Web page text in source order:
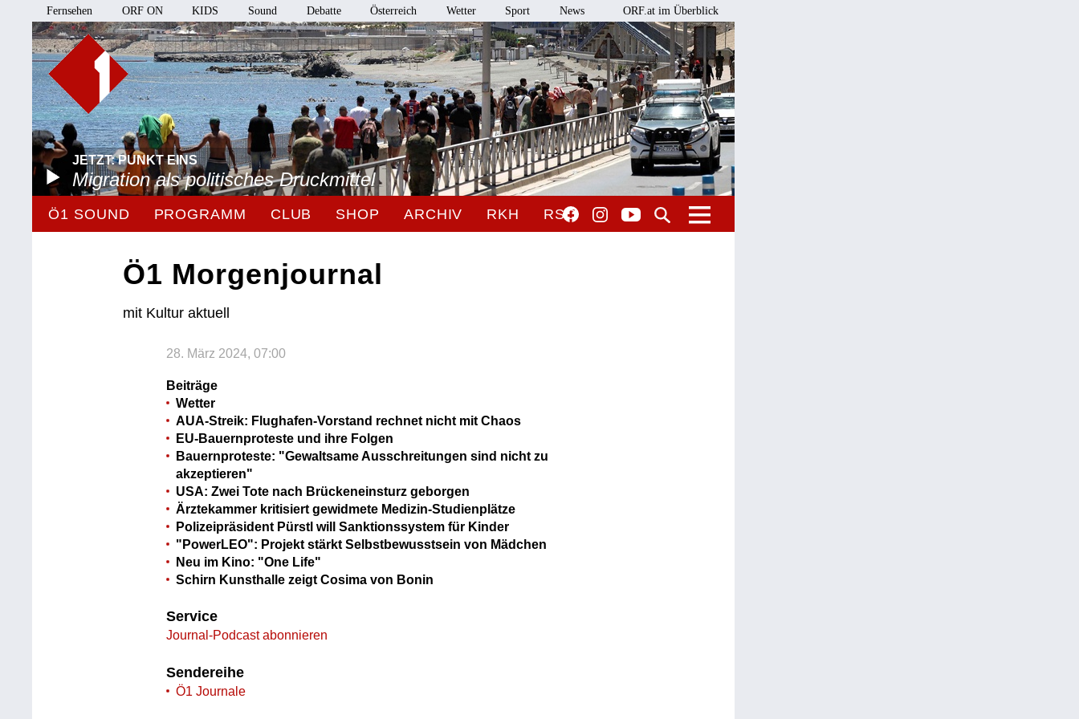
Fernsehen ORF ON KIDS Sound Debatte Österreich Wetter Sport News ORF.at im Überblick
JETZT: PUNKT EINS
Migration als politisches Druckmittel
Ö1 SOUND PROGRAMM CLUB SHOP ARCHIV RKH RSO
Ö1 Morgenjournal
mit Kultur aktuell
28. März 2024, 07:00
Beiträge
Wetter
AUA-Streik: Flughafen-Vorstand rechnet nicht mit Chaos
EU-Bauernproteste und ihre Folgen
Bauernproteste: "Gewaltsame Ausschreitungen sind nicht zu
akzeptieren"
USA: Zwei Tote nach Brückeneinsturz geborgen
Ärztekammer kritisiert gewidmete Medizin-Studienplätze
Polizeipräsident Pürstl will Sanktionssystem für Kinder
"PowerLEO": Projekt stärkt Selbstbewusstsein von Mädchen
Neu im Kino: "One Life"
Schirn Kunsthalle zeigt Cosima von Bonin
Service
Journal-Podcast abonnieren
Sendereihe
Ö1 Journale